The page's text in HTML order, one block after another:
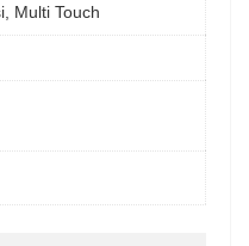
Multi Touch